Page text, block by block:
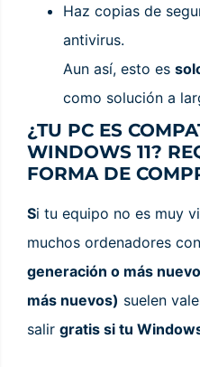
Haz copias de
antivirus.
Aun así, esto es
como solución a
¿TU PC ES
WINDOWS 11?
FORMA DE
Si tu equipo no es muy
muchos ordenadores
generación o más
más nuevos) suelen
salir gratis si tu